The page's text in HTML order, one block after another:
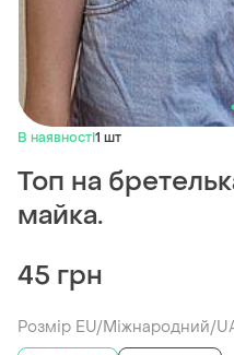
В наявності1 шт
Топ на
майка.
45 грн
Розмір EU/Міжнародний/